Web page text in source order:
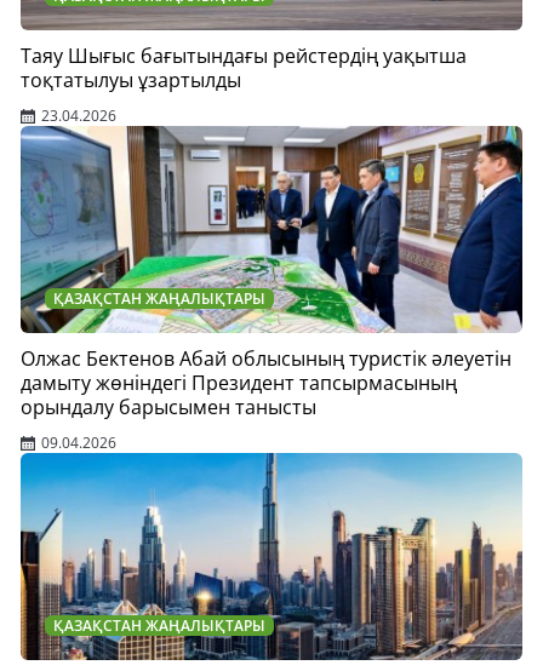
Таяу Шығыс бағытындағы рейстердің уақытша
тоқтатылуы ұзартылды
23.04.2026
ҚАЗАҚСТАН ЖАҢАЛЫҚТАРЫ
Олжас Бектенов Абай облысының туристік әлеуетін
дамыту жөніндегі Президент тапсырмасының
орындалу барысымен танысты
09.04.2026
ҚАЗАҚСТАН ЖАҢАЛЫҚТАРЫ